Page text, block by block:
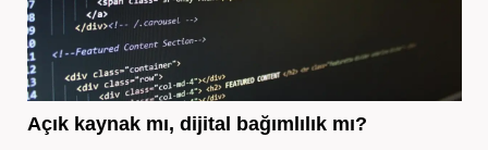
Açık kaynak mı, dijital bağımlılık mı?